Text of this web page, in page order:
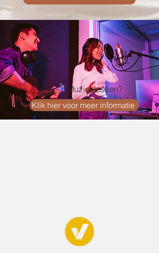
Muzieklessen?
Klik hier voor meer informatie